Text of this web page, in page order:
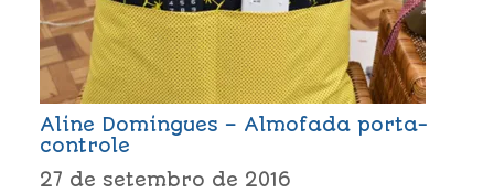
Aline Domingues – Almofada porta-
controle
27 de setembro de 2016